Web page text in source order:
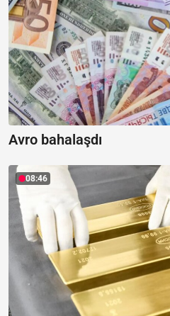
Avro bahalaşdı
08:46